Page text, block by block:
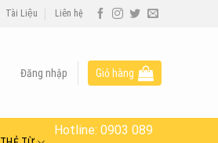
Tài Liệu Liên hệ
Đăng nhập Giỏ hàng
Hotline:0903 089